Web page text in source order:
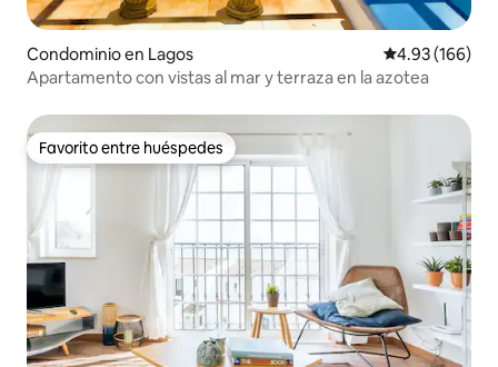
Condominio en Lagos Calificación
4.93 (166)
Apartamento con vistas al mar y terraza en la azotea
Favorito entre huéspedes
Favorito entre huéspedes